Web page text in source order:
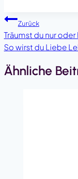
Zurück
Träumst du nur
So wirst du Liebe
Ähnliche